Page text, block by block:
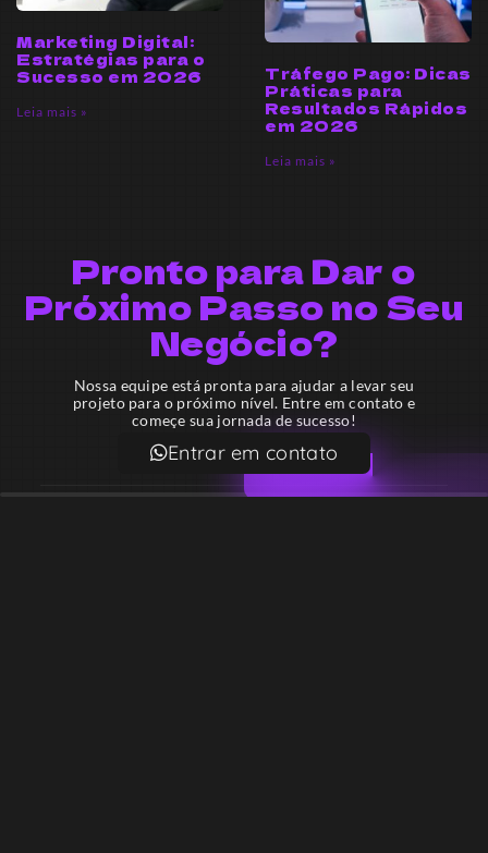
Marketing Digital:
Estratégias para o
Sucesso em 2026
Leia mais »
Tráfego Pago: Dicas
Práticas para
Resultados Rápidos
em 2026
Leia mais »
Pronto para Dar o
Próximo Passo no Seu
Negócio?
Nossa equipe está pronta para ajudar a levar seu
projeto para o próximo nível. Entre em contato e
começe sua jornada de sucesso!
Entrar em contato